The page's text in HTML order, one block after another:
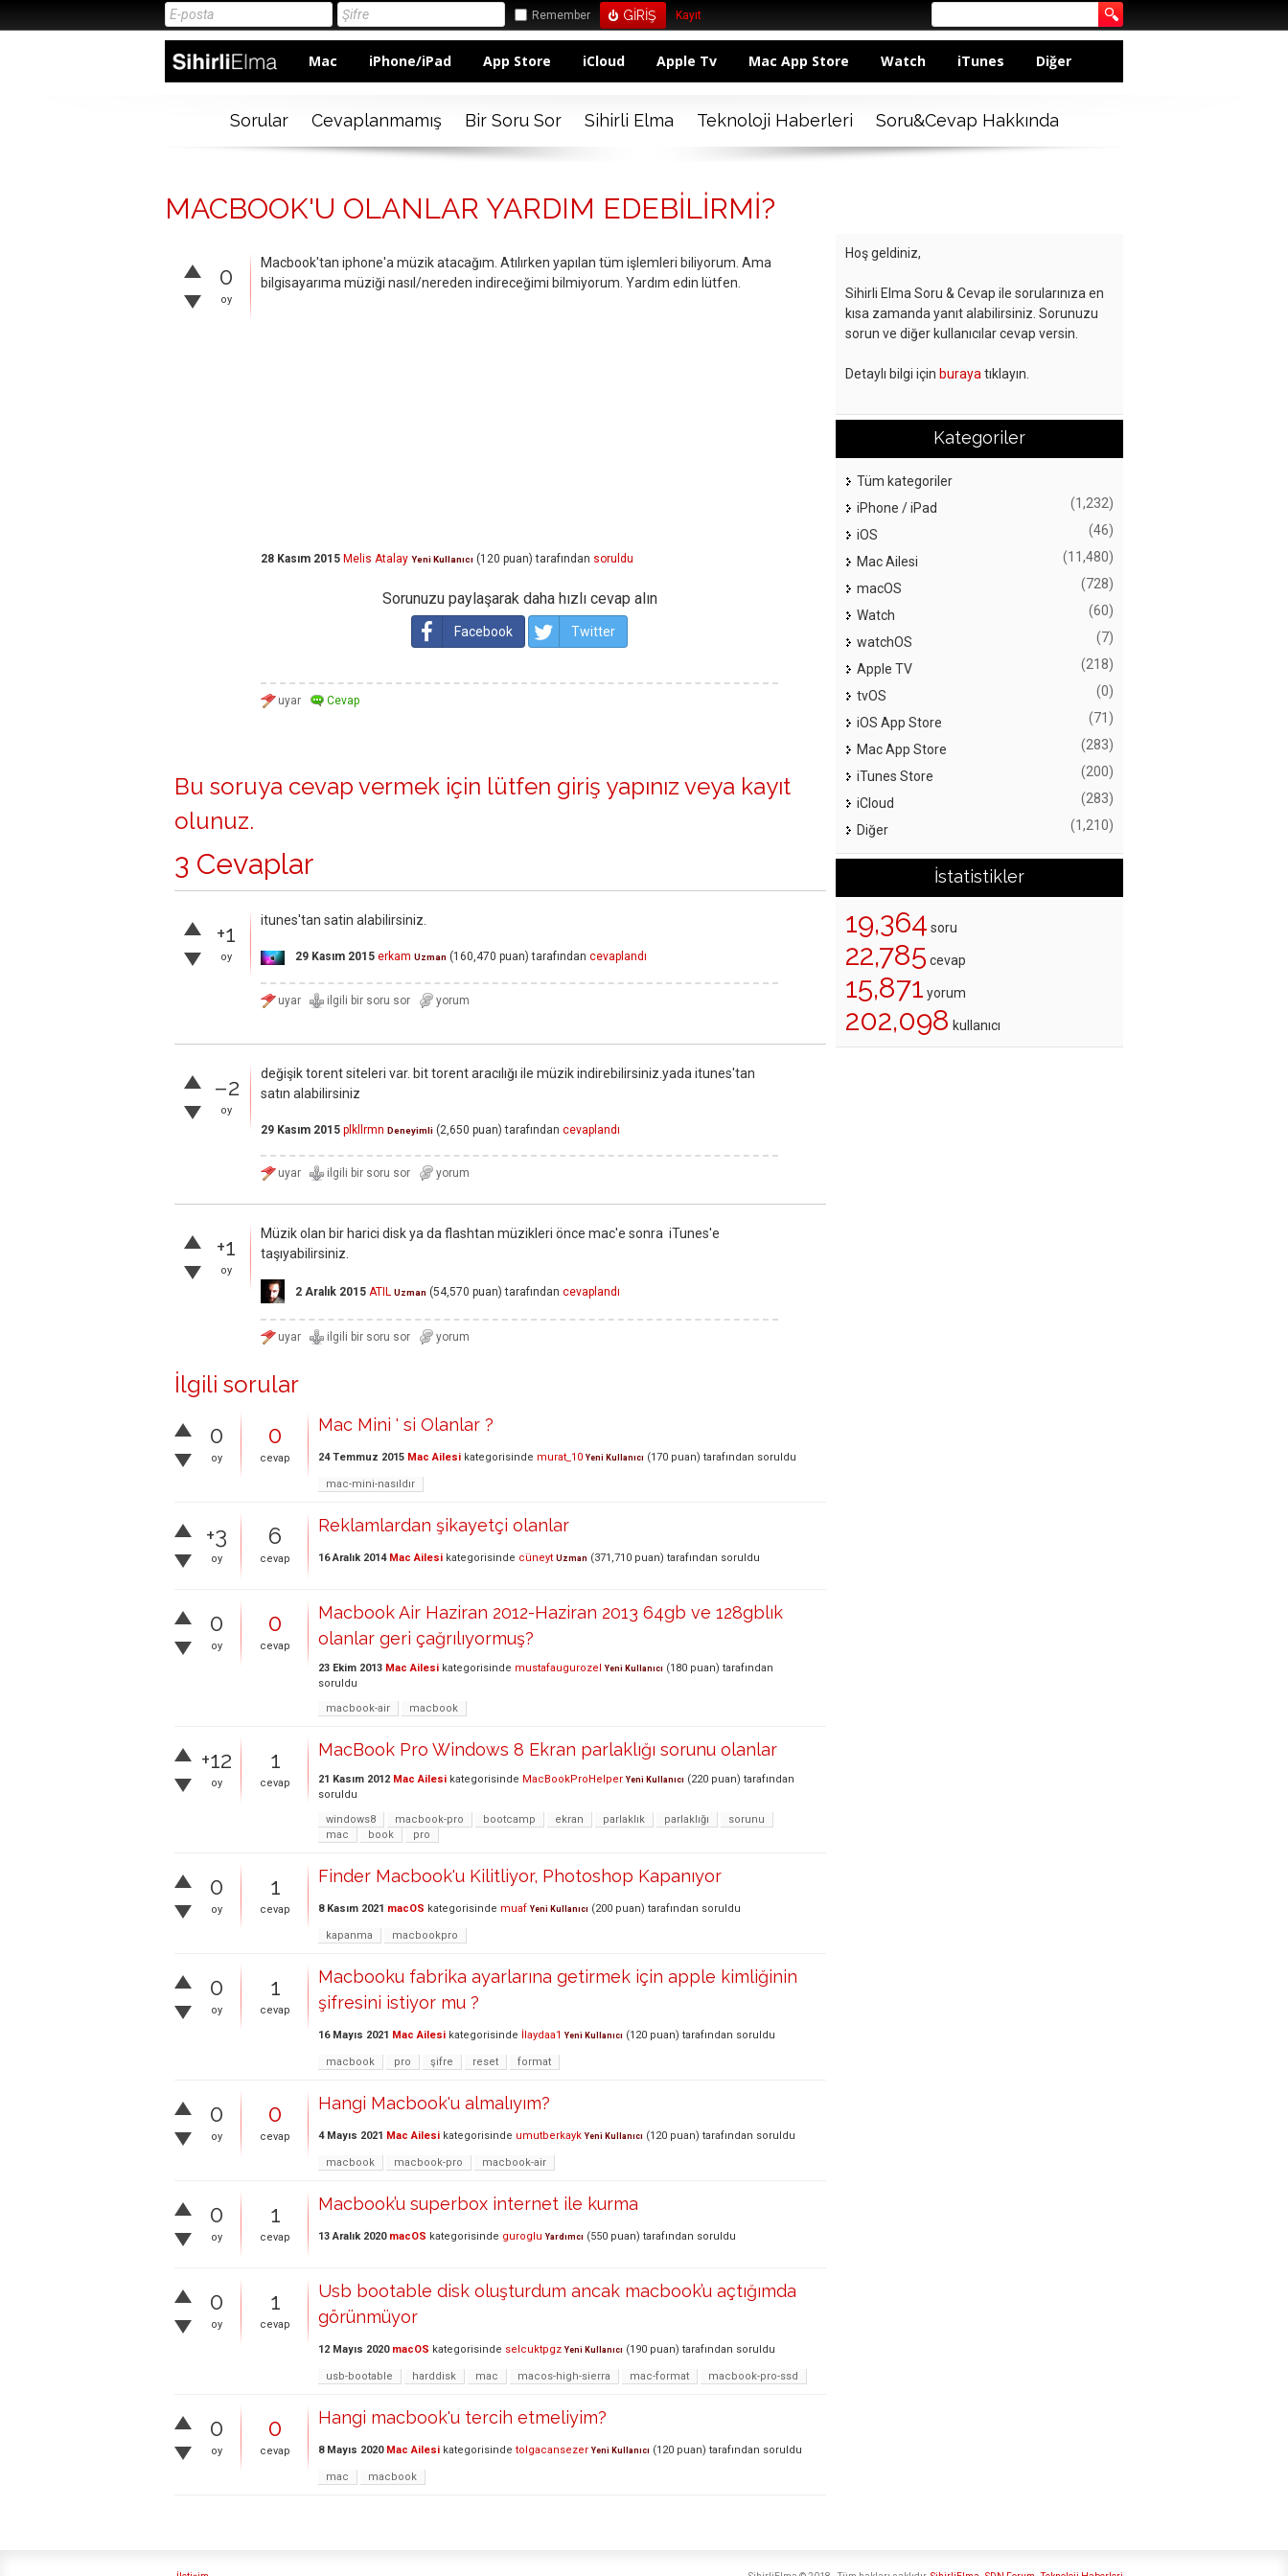
Remember Kayıt
Mac iPhone/iPad App Store iCloud Apple Tv Mac App Store Watch iTunes Diğer
Sorular Cevaplanmamış Bir Soru Sor Sihirli Elma Teknoloji Haberleri Soru&Cevap Hakkında
MACBOOK'U OLANLAR YARDIM EDEBİLİRMİ?
0
oy
Macbook'tan iphone'a müzik atacağım. Atılırken yapılan tüm işlemleri biliyorum. Ama
bilgisayarıma müziği nasıl/nereden indireceğimi bilmiyorum. Yardım edin lütfen.
28 Kasım 2015 Melis Atalay Yeni Kullanıcı (120 puan) tarafından soruldu
Sorunuzu paylaşarak daha hızlı cevap alın
Facebook Twitter
Bu soruya cevap vermek için lütfen giriş yapınız veya kayıt
olunuz.
3 Cevaplar
+1
oy
itunes'tan satin alabilirsiniz.
29 Kasım 2015 erkam Uzman (160,470 puan) tarafından cevaplandı
–2
oy
değişik torent siteleri var. bit torent aracılığı ile müzik indirebilirsiniz.yada itunes'tan
satın alabilirsiniz
29 Kasım 2015 plkllrmn Deneyimli (2,650 puan) tarafından cevaplandı
+1
oy
Müzik olan bir harici disk ya da flashtan müzikleri önce mac'e sonra iTunes'e
taşıyabilirsiniz.
2 Aralık 2015 ATIL Uzman (54,570 puan) tarafından cevaplandı
İlgili sorular
0
oy
0
cevap
Mac Mini ' si Olanlar ?
24 Temmuz 2015 Mac Ailesi kategorisinde murat_10 Yeni Kullanıcı (170 puan) tarafından soruldu
mac-mini-nasıldır
+3
oy
6
cevap
Reklamlardan şikayetçi olanlar
16 Aralık 2014 Mac Ailesi kategorisinde cüneyt Uzman (371,710 puan) tarafından soruldu
0
oy
0
cevap
Macbook Air Haziran 2012-Haziran 2013 64gb ve 128gblık
olanlar geri çağrılıyormuş?
23 Ekim 2013 Mac Ailesi kategorisinde mustafaugurozel Yeni Kullanıcı (180 puan) tarafından
soruldu
macbook-air
macbook
+12
oy
1
cevap
MacBook Pro Windows 8 Ekran parlaklığı sorunu olanlar
21 Kasım 2012 Mac Ailesi kategorisinde MacBookProHelper Yeni Kullanıcı (220 puan) tarafından
soruldu
windows8
macbook-pro bootcamp ekran parlaklık parlaklığı
sorunu
mac
book pro
0
oy
1
cevap
Finder Macbook'u Kilitliyor, Photoshop Kapanıyor
8 Kasım 2021 macOS kategorisinde muaf Yeni Kullanıcı (200 puan) tarafından soruldu
kapanma macbookpro
0
oy
1
cevap
Macbooku fabrika ayarlarına getirmek için apple kimliğinin
şifresini istiyor mu ?
16 Mayıs 2021 Mac Ailesi kategorisinde İlaydaa1 Yeni Kullanıcı (120 puan) tarafından soruldu
macbook pro şifre reset format
0
oy
0
cevap
Hangi Macbook'u almalıyım?
4 Mayıs 2021 Mac Ailesi kategorisinde umutberkayk Yeni Kullanıcı (120 puan) tarafından soruldu
macbook macbook-pro macbook-air
0
oy
1
cevap
Macbook’u superbox internet ile kurma
13 Aralık 2020 macOS kategorisinde guroglu Yardımcı (550 puan) tarafından soruldu
0
oy
1
cevap
Usb bootable disk oluşturdum ancak macbook’u açtığımda
görünmüyor
12 Mayıs 2020 macOS kategorisinde selcuktpgz Yeni Kullanıcı (190 puan) tarafından soruldu
usb-bootable harddisk mac macos-high-sierra mac-format macbook-pro-ssd
0
oy
0
cevap
Hangi macbook'u tercih etmeliyim?
8 Mayıs 2020 Mac Ailesi kategorisinde tolgacansezer Yeni Kullanıcı (120 puan) tarafından soruldu
mac macbook
Hoş geldiniz,
Sihirli Elma Soru & Cevap ile sorularınıza en
kısa zamanda yanıt alabilirsiniz. Sorunuzu
sorun ve diğer kullanıcılar cevap versin.
Detaylı bilgi için buraya tıklayın.
Kategoriler
Tüm kategoriler
iPhone / iPad
(1,232)
iOS (46)
Mac Ailesi (11,480)
macOS (728)
Watch (60)
watchOS (7)
Apple TV (218)
tvOS (0)
iOS App Store (71)
Mac App Store (283)
iTunes Store (200)
iCloud (283)
Diğer (1,210)
İstatistikler
19,364 soru
22,785 cevap
15,871 yorum
202,098 kullanıcı